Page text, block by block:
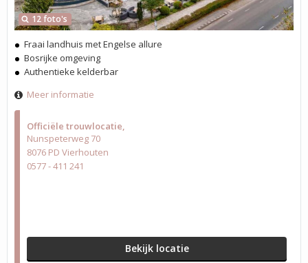
Officiële trouwlocatie
Nunspeterweg 70
8076 PD Vierhouten
0577 - 411 241
Bekijk locatie
12 foto's
Fraai landhuis met Engelse allure
Bosrijke omgeving
Authentieke kelderbar
Meer informatie